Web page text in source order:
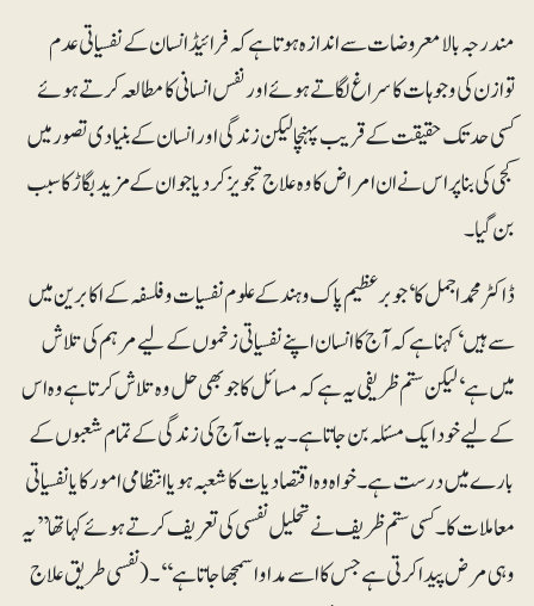
مندرجہ بالا معروضات سے اندازہ ہوتا ہے کہ فرائیڈ انسان کے نفسیاتی عدم
توازن کی وجوہات کا سراغ لگاتے ہوئے اور نفس انسانی کا مطالعہ کرتے ہوئے
کسی حد تک حقیقت کے قریب پہنچا لیکن زندگی اور انسان کے بنیادی تصور میں
کجی کی بنا پر اس نے ان امراض کا وہ علاج تجویز کر دیا جو ان کے مزید بگاڑ کا سبب
بن گیا۔
ڈاکٹر محمد اجمل کا‘ جو برعظیم پاک و ہند کے علوم نفسیات و فلسفہ کے اکابرین میں
سے ہیں‘ کہنا ہے کہ آج کا انسان اپنے نفسیاتی زخموں کے لیے مرہم کی تلاش
میں ہے‘ لیکن ستم ظریفی یہ ہے کہ مسائل کا جو بھی حل وہ تلاش کرتا ہے وہ اس
کے لیے خود ایک مسئلہ بن جاتا ہے۔ یہ بات آج کی زندگی کے تمام شعبوں کے
بارے میں درست ہے۔ خواہ وہ اقتصادیات کا شعبہ ہو یا انتظامی امور کا یا نفسیاتی
معاملات کا۔ کسی ستم ظریف نے تحلیل نفسی کی تعریف کرتے ہوئے کہا تھا ’’یہ
وہی مرض پیدا کرتی ہے جس کا اسے مداوا سمجھا جاتا ہے‘‘۔ (نفسی طریق علاج